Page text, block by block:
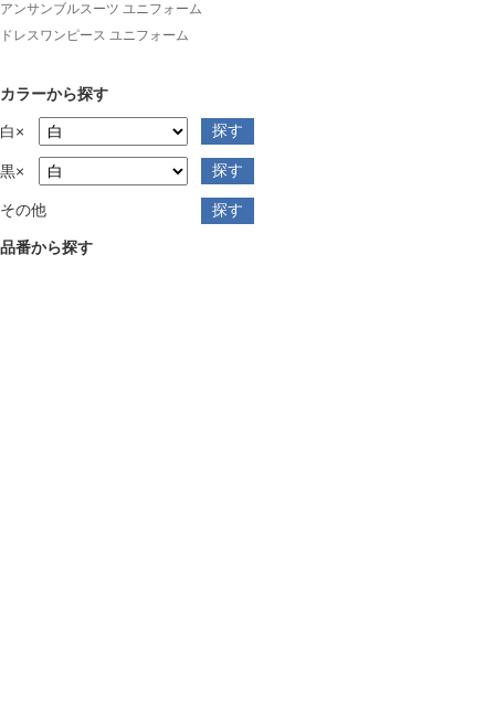
アンサンブルスーツ ユニフォーム
ドレスワンピース ユニフォーム
カラーから探す
白×
黒×
その他
品番から探す